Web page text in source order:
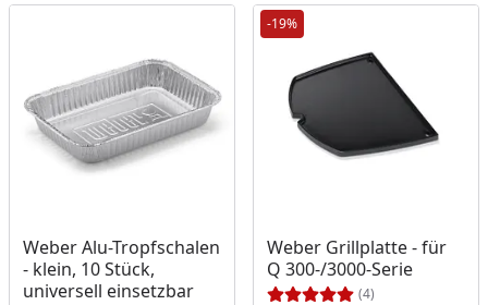
Weber Alu-Tropfschalen
- klein, 10 Stück,
universell einsetzbar
Produkt am Lager
-19%
Weber Grillplatte - für
Q 300-/3000-Serie
(4)